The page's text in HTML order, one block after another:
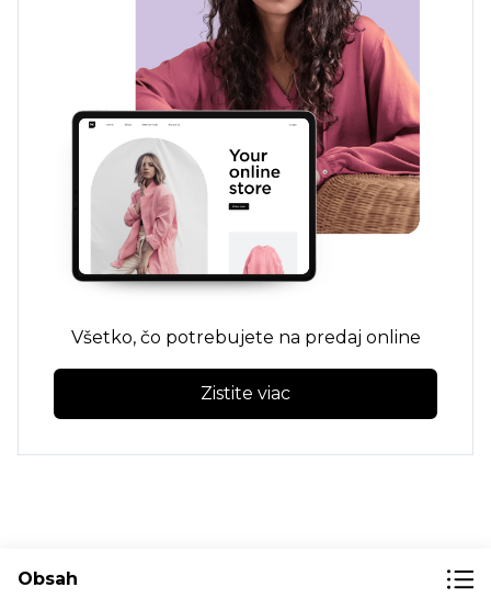
Všetko, čo potrebujete na predaj online
Zistite viac
Obsah